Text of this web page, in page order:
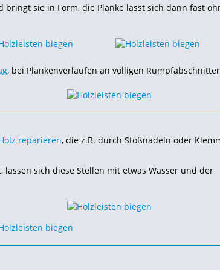
sie in Form, die Planke lässt sich dann fast
, bei Plankenverläufen an völligen
reparieren, die z.B. durch Stoßnadeln oder
sich diese Stellen mit etwas Wasser und der